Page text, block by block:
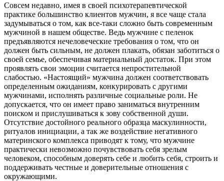
Совсем недавно, имея в своей психотерапевтической
практике большинство клиентов мужчин, я все чаще стала
задумываться о том, как все-таки сложно быть современным
мужчиной в нашем обществе. Ведь мужчине с пеленок
предъявляются нечеловеческие требования о том, что он
должен быть сильным, не должен плакать, обязан заботиться о
своей семье, обеспечивая материальный достаток. При этом
проявлять свои эмоции считается непростительной
слабостью. «Настоящий» мужчина должен соответствовать
определенным ожиданиям, конкурировать с другими
мужчинами, исполнять различные социальные роли. Не
допускается, что он имеет право заниматься внутренним
поиском и прислушиваться к зову собственной души.
Отсутствие достойного реального образца маскулинности,
ритуалов инициации, а так же воздействие негативного
материнского комплекса приводят к тому, что мужчине
практически невозможно почувствовать себя зрелым
человеком, способным доверять себе и любить себя, строить и
поддерживать честные и доверительные отношения с
окружающими.